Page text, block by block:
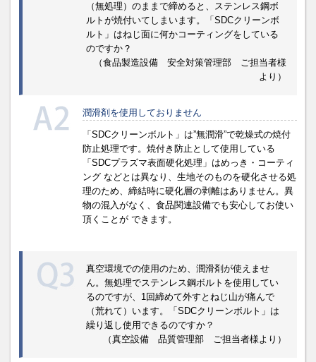
（無処理）のままで締めると、ステンレス鋼ボ
ルトが焼付いてしまいます。「SDCクリーンボ
ルト」はねじ面に何かコーティングをしている
のですか？
（食品製造設備 安全対策管理部 ご担当者様
より）
潤滑剤を使用しておりません
「SDCクリーンボルト」は”無潤滑”で乾燥式の焼付
防止処理です。焼付き防止として使用している
「SDCプラズマ表面硬化処理」はめっき・コーティ
ング などとは異なり、生地そのものを硬化させる処
理のため、締結時に硬化層の剥離はありません。異
物の混入がなく、食品関連設備でも安心してお使い
頂くことが できます。
真空環境での使用のため、潤滑剤が使えませ
ん。無処理でステンレス鋼ボルトを使用してい
るのですが、1回締めて外すとねじ山が痛んで
（荒れて）います。「SDCクリーンボルト」は
繰り返し使用できるのですか？
（真空設備 品質管理部 ご担当者様より）